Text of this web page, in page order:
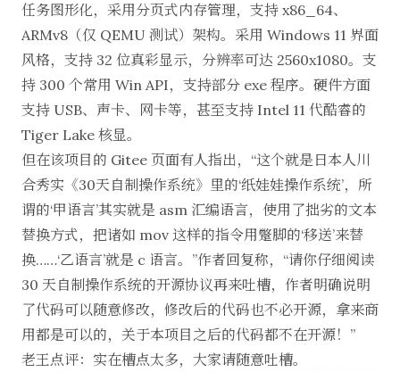
任务图形化，采用分页式内存管理，支持 x86_64、
ARMv8（仅 QEMU 测试）架构。采用 Windows 11 界面
风格，支持 32 位真彩显示，分辨率可达 2560x1080。支
持 300 个常用 Win API，支持部分 exe 程序。硬件方面
支持 USB、声卡、网卡等，甚至支持 Intel 11 代酷睿的
Tiger Lake 核显。
但在该项目的 Gitee 页面有人指出，“这个就是日本人川
合秀实《30天自制操作系统》里的‘纸娃娃操作系统’，所
谓的‘甲语言’其实就是 asm 汇编语言，使用了拙劣的文本
替换方式，把诸如 mov 这样的指令用蹩脚的‘移送’来替
换……‘乙语言’就是 c 语言。”作者回复称，“请你仔细阅读
30 天自制操作系统的开源协议再来吐槽，作者明确说明
了代码可以随意修改，修改后的代码也不必开源，拿来商
用都是可以的，关于本项目之后的代码都不在开源！”
老王点评：实在槽点太多，大家请随意吐槽。